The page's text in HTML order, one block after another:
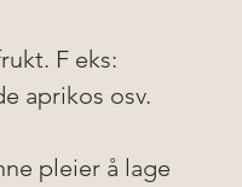
F eks:
aprikos osv.
pleier å lage